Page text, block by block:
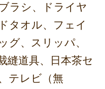
ラシ、ドライヤ
タオル、フェイ
グ、スリッパ、
縫道具、日本茶セ
テレビ（無